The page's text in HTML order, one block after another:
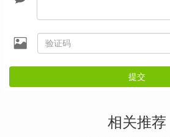
提交
相关推荐